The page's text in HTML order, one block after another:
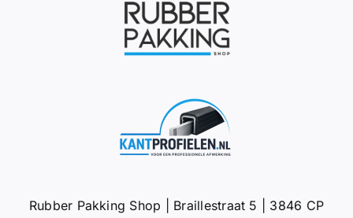
Rubber Pakking Shop | Braillestraat 5 | 3846 CP